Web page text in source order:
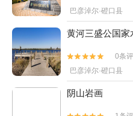
巴彦淖尔·磴口县
黄河三盛公国家


0条
巴彦淖尔·磴口县
阴山岩画